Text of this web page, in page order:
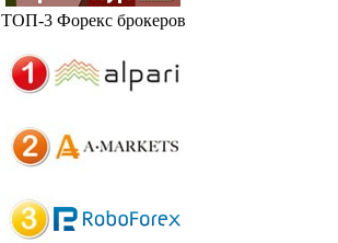
ТОП-3 Форекс брокеров